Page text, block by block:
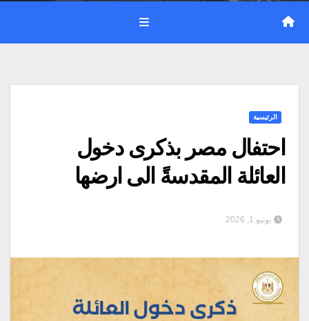
الرئيسية
احتفال مصر بذكرى دخول
العائلة المقدسةً الى ارضها
يونيو 1, 2026